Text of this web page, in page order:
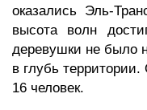
оказались Эль-
высота волн
деревушки не было
в глубь
16 человек.